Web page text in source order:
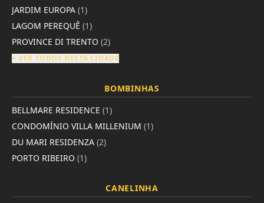
JARDIM EUROPA (1)
LAGOM PEREQUÊ (1)
PROVINCE DI TRENTO (2)
+ VER TODOS DESTA CIDADE
BOMBINHAS
BELLMARE RESIDENCE (1)
CONDOMÍNIO VILLA MILLENIUM (1)
DU MARI RESIDENZA (2)
PORTO RIBEIRO (1)
CANELINHA